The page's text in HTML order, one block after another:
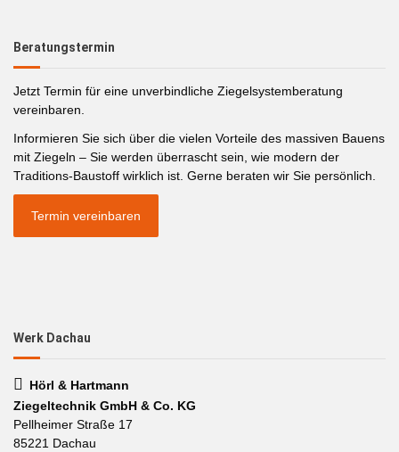
Beratungstermin
Jetzt Termin für eine unverbindliche Ziegelsystemberatung
vereinbaren.
Informieren Sie sich über die vielen Vorteile des massiven Bauens
mit Ziegeln – Sie werden überrascht sein, wie modern der
Traditions-Baustoff wirklich ist. Gerne beraten wir Sie persönlich.
Termin vereinbaren
Werk Dachau
Hörl & Hartmann
Ziegeltechnik GmbH & Co. KG
Pellheimer Straße 17
85221 Dachau